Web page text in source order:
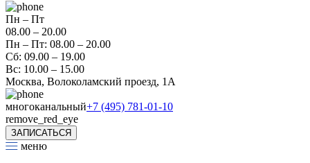
Пн – Пт
08.00 – 20.00
Пн – Пт: 08.00 – 20.00
Сб: 09.00 – 19.00
Вс: 10.00 – 15.00
Москва, Волоколамский проезд, 1А
многоканальный+7 (495) 781-01-10
remove_red_eye
ЗАПИСАТЬСЯ
меню